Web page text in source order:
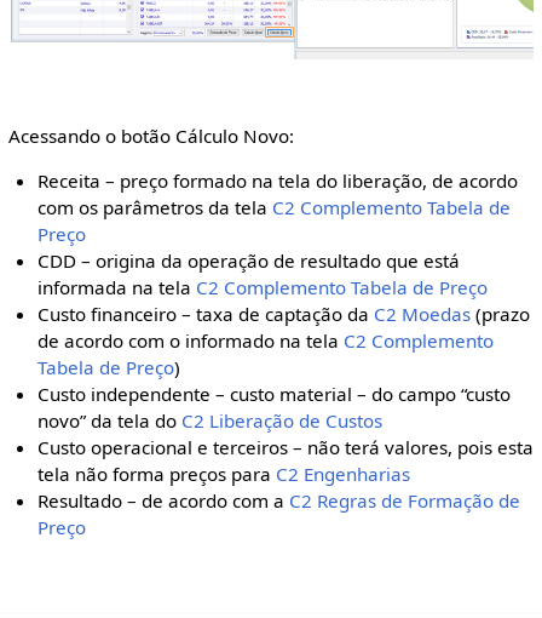
Acessando o botão Cálculo Novo:
Receita – preço formado na tela do liberação, de acordo
com os parâmetros da tela C2 Complemento Tabela de
Preço
CDD – origina da operação de resultado que está
informada na tela C2 Complemento Tabela de Preço
Custo financeiro – taxa de captação da C2 Moedas (prazo
de acordo com o informado na tela C2 Complemento
Tabela de Preço)
Custo independente – custo material – do campo “custo
novo” da tela do C2 Liberação de Custos
Custo operacional e terceiros – não terá valores, pois esta
tela não forma preços para C2 Engenharias
Resultado – de acordo com a C2 Regras de Formação de
Preço